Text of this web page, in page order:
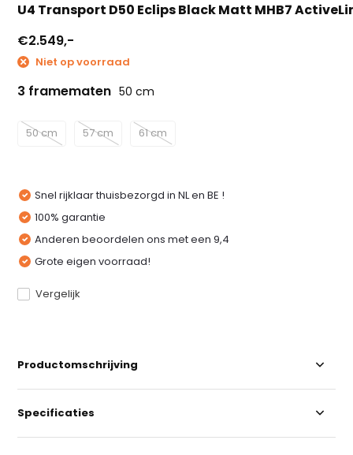
U4 Transport D50 Eclips Black Matt MHB7
€2.549,-
Niet op voorraad
3 framematen 50 cm
50 cm 57 cm 61 cm
Snel rijklaar thuisbezorgd in NL en BE !
100% garantie
Anderen beoordelen ons met een 9,4
Grote eigen voorraad!
Vergelijk
Productomschrijving
Specificaties